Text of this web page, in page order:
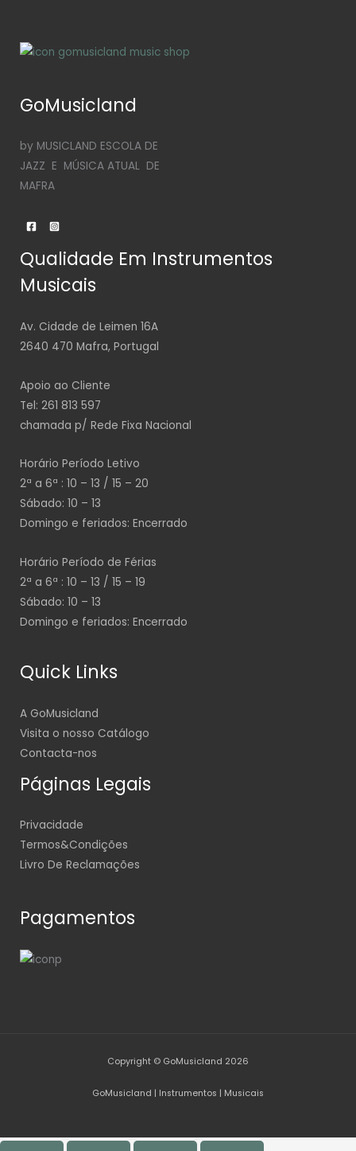
GoMusicland
by MUSICLAND ESCOLA DE
JAZZ E MÚSICA ATUAL DE
MAFRA
Qualidade Em Instrumentos
Musicais
Av. Cidade de Leimen 16A
2640 470 Mafra, Portugal
Apoio ao Cliente
Tel: 261 813 597
chamada p/ Rede Fixa Nacional
Horário Período Letivo
2ª a 6ª : 10 – 13 / 15 – 20
Sábado: 10 – 13
Domingo e feriados: Encerrado
Horário Período de Férias
2ª a 6ª : 10 – 13 / 15 – 19
Sábado: 10 – 13
Domingo e feriados: Encerrado
Quick Links
A GoMusicland
Visita o nosso Catálogo
Contacta-nos
Páginas Legais
Privacidade
Termos&Condições
Livro De Reclamações
Pagamentos
Copyright © GoMusicland 2026
GoMusicland | Instrumentos | Musicais